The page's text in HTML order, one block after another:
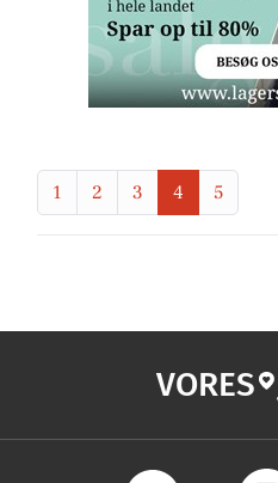
1 2 3 4 5
VORES